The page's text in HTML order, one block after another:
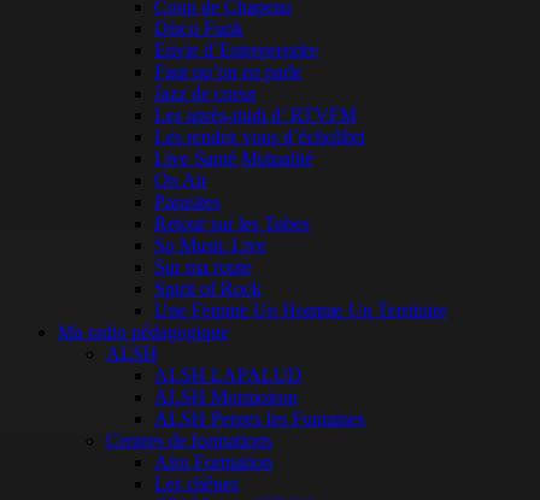
Coup de Chapeau
Disco Funk
Envie d’Entreprendre
Faut qu’on en parle
Jazz de coeur
Les après-midi d’ RTVFM
Les rendez vous d’écholibri
Live Santé Mutualité
On Air
Parasites
Retour sur les Tubes
So Music Live
Sur ma route
Spirit of Rock
Une Femme Un Homme Un Territoire
Ma radio pédagogique
ALSH
ALSH LAPALUD
ALSH Mormoiron
ALSH Pernes les Fontaines
Centres de formations
Airo Formation
Les chênes